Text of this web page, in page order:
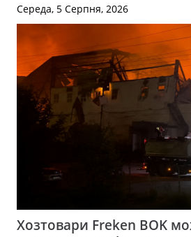
Середа, 5 Серпня, 2026
Хозтовари Freken BOK